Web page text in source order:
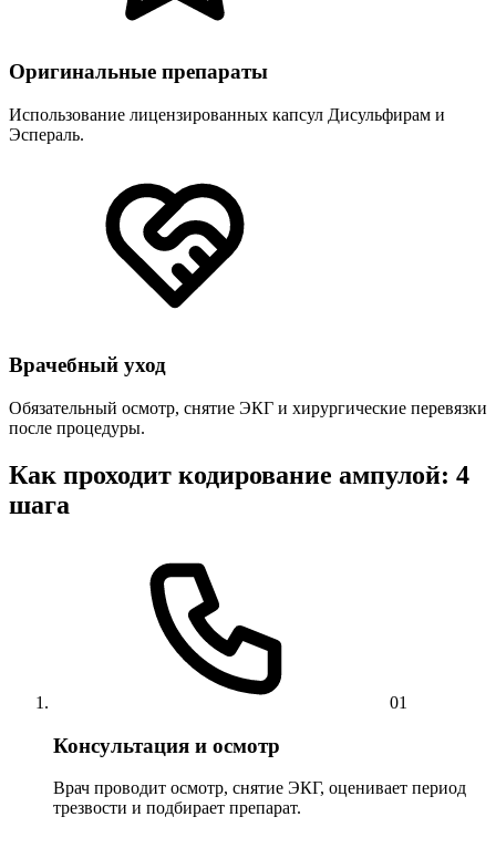
Оригинальные препараты
Использование лицензированных капсул Дисульфирам и
Эспераль.
Врачебный уход
Обязательный осмотр, снятие ЭКГ и хирургические перевязки
после процедуры.
Как проходит кодирование ампулой: 4
шага
01
Консультация и осмотр
Врач проводит осмотр, снятие ЭКГ, оценивает период
трезвости и подбирает препарат.